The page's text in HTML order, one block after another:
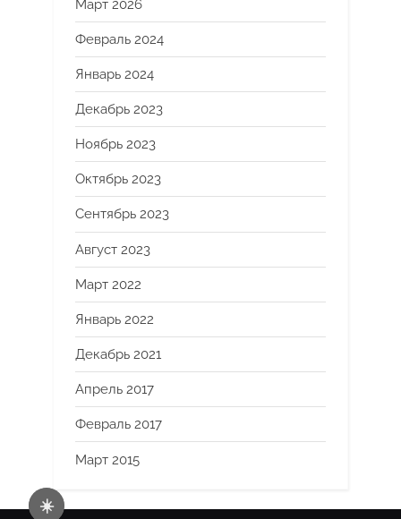
☀️
Март 2026
Февраль 2024
Январь 2024
Декабрь 2023
Ноябрь 2023
Октябрь 2023
Сентябрь 2023
Август 2023
Март 2022
Январь 2022
Декабрь 2021
Апрель 2017
Февраль 2017
Март 2015